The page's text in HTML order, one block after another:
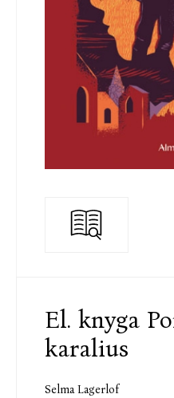
El. knyga
karalius
Selma Lagerlof